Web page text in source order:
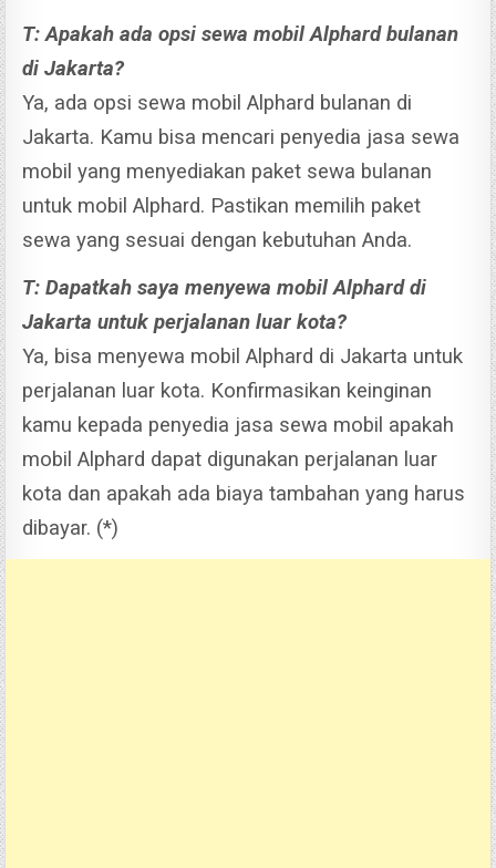
T: Apakah ada opsi sewa mobil Alphard bulanan
di Jakarta?
Ya, ada opsi sewa mobil Alphard bulanan di
Jakarta. Kamu bisa mencari penyedia jasa sewa
mobil yang menyediakan paket sewa bulanan
untuk mobil Alphard. Pastikan memilih paket
sewa yang sesuai dengan kebutuhan Anda.
T: Dapatkah saya menyewa mobil Alphard di
Jakarta untuk perjalanan luar kota?
Ya, bisa menyewa mobil Alphard di Jakarta untuk
perjalanan luar kota. Konfirmasikan keinginan
kamu kepada penyedia jasa sewa mobil apakah
mobil Alphard dapat digunakan perjalanan luar
kota dan apakah ada biaya tambahan yang harus
dibayar. (*)